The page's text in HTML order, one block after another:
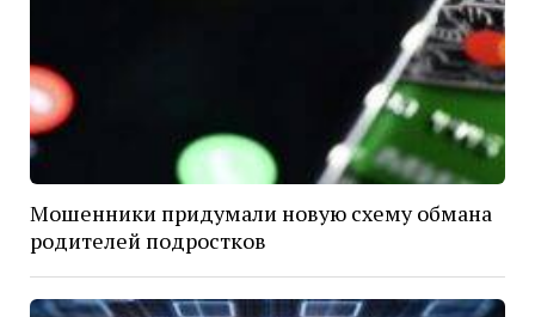
Мошенники придумали новую схему обмана
родителей подростков